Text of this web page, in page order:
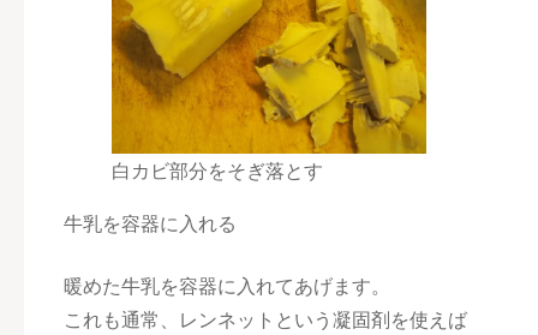
白カビ部分をそぎ落とす
牛乳を容器に入れる
暖めた牛乳を容器に入れてあげます。
これも通常、レンネットという凝固剤を使えば